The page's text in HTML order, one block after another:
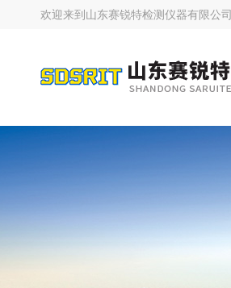
欢迎来到 山东赛锐特检测仪器有限公司